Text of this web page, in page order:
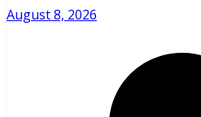
August 8, 2026